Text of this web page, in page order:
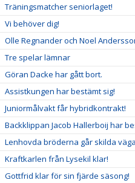
Träningsmatcher seniorlaget!
Vi behöver dig!
Olle Regnander och Noel
Tre spelar lämnar
Göran Dacke har gått bort.
Assistkungen har bestämt sig!
Juniormålvakt får hybridkontrakt!
Backklippan Jacob Hallerboij har
Lenhovda bröderna går skilda
Kraftkarlen från Lysekil klar!
Gottfrid klar för sin fjärde säsong!